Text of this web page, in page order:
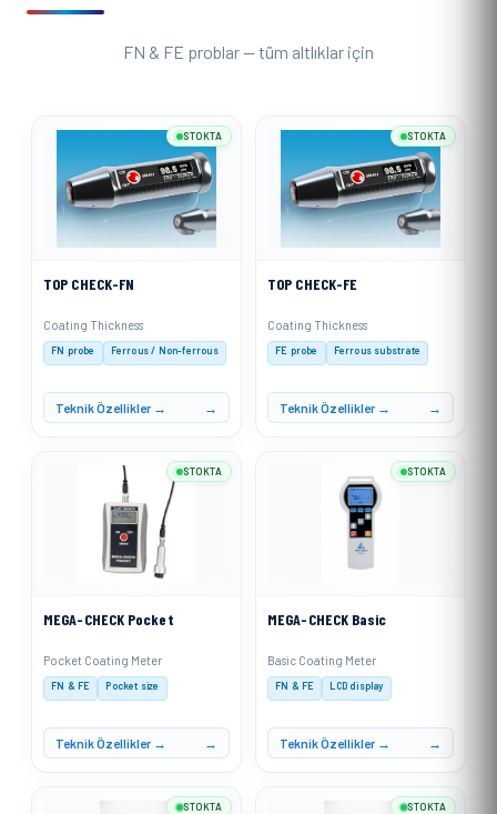
FN & FE problar — tüm altlıklar için
TOP CHECK-FN
Coating Thickness
FN probe Ferrous / Non-ferrous
Teknik Özellikler →
STOKTA
TOP CHECK-FE
Coating Thickness
FE probe Ferrous substrate
Teknik Özellikler →
STOKTA
MEGA-CHECK Pocket
Pocket Coating Meter
FN & FE Pocket size
Teknik Özellikler →
STOKTA
MEGA-CHECK Basic
Basic Coating Meter
FN & FE LCD display
Teknik Özellikler →
STOKTA
STOKTA STOKTA